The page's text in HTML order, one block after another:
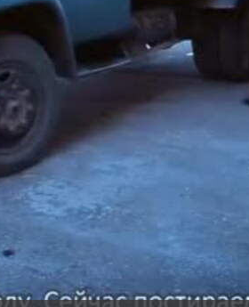
available